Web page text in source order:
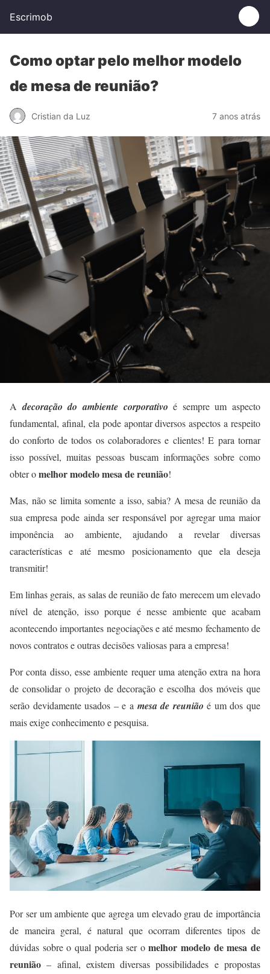
Escrimob
Como optar pelo melhor modelo
de mesa de reunião?
Cristian da Luz 7 anos atrás
Adecoração do ambiente corporativo é sempre um aspecto
fundamental, afinal, ela pode apontar diversos aspectos a respeito
do conforto de todos os colaboradores e clientes! E para tornar
isso possível, muitas pessoas buscam informações sobre como
obter omelhor modelo mesa de reunião!
Mas, não se limita somente a isso, sabia? A mesa de reunião da
sua empresa pode ainda ser responsável por agregar uma maior
imponência ao ambiente, ajudando a revelar diversas
características e até mesmo posicionamento que ela deseja
transmitir!
Em linhas gerais, as salas de reunião de fato merecem um elevado
nível de atenção, isso porque é nesse ambiente que acabam
acontecendo importantes negociações e até mesmo fechamento de
novos contratos e outras decisões valiosas para a empresa!
Por conta disso, esse ambiente requer uma atenção extra na hora
de consolidar o projeto de decoração e escolha dos móveis que
serão devidamente usados – e a mesa de reunião é um dos que
mais exige conhecimento e pesquisa.
Por ser um ambiente que agrega um elevado grau de importância
de maneira geral, é natural que ocorram diferentes tipos de
dúvidas sobre o qual poderia ser omelhor modelo de mesa de
reunião– afinal, existem diversas possibilidades e propostas